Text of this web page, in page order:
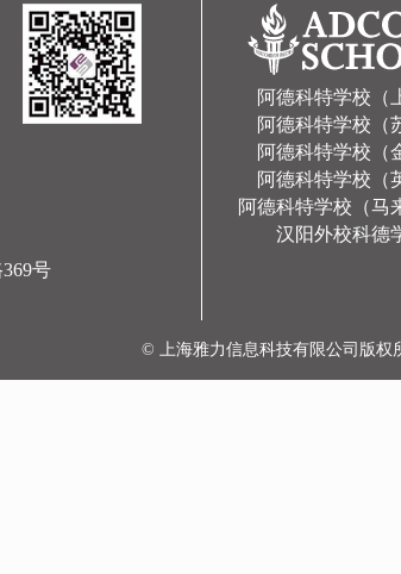
号
阿德科特学校（
阿德科特学校（
阿德科特学校（
阿德科特学校（
阿德科特学校（马
汉阳外校科德
© 上海雅力信息科技有限公司版权